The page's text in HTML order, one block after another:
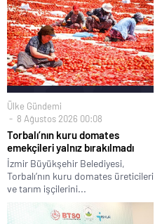
Ülke Gündemi
8 Ağustos 2026 00:08
Torbalı’nın kuru domates
emekçileri yalnız bırakılmadı
İzmir Büyükşehir Belediyesi,
Torbalı’nın kuru domates üreticileri
ve tarım işçilerini...